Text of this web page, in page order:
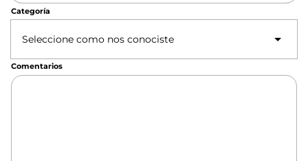
Categoría
Seleccione como nos conociste
Comentarios